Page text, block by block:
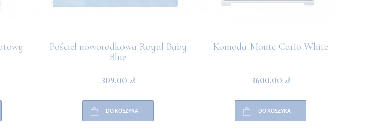
Pościel noworodkowa Royal Baby
Blue
309,00 zł
DO KOSZYKA
Komoda Monte Carlo White
3600,00 zł
DO KOSZYKA